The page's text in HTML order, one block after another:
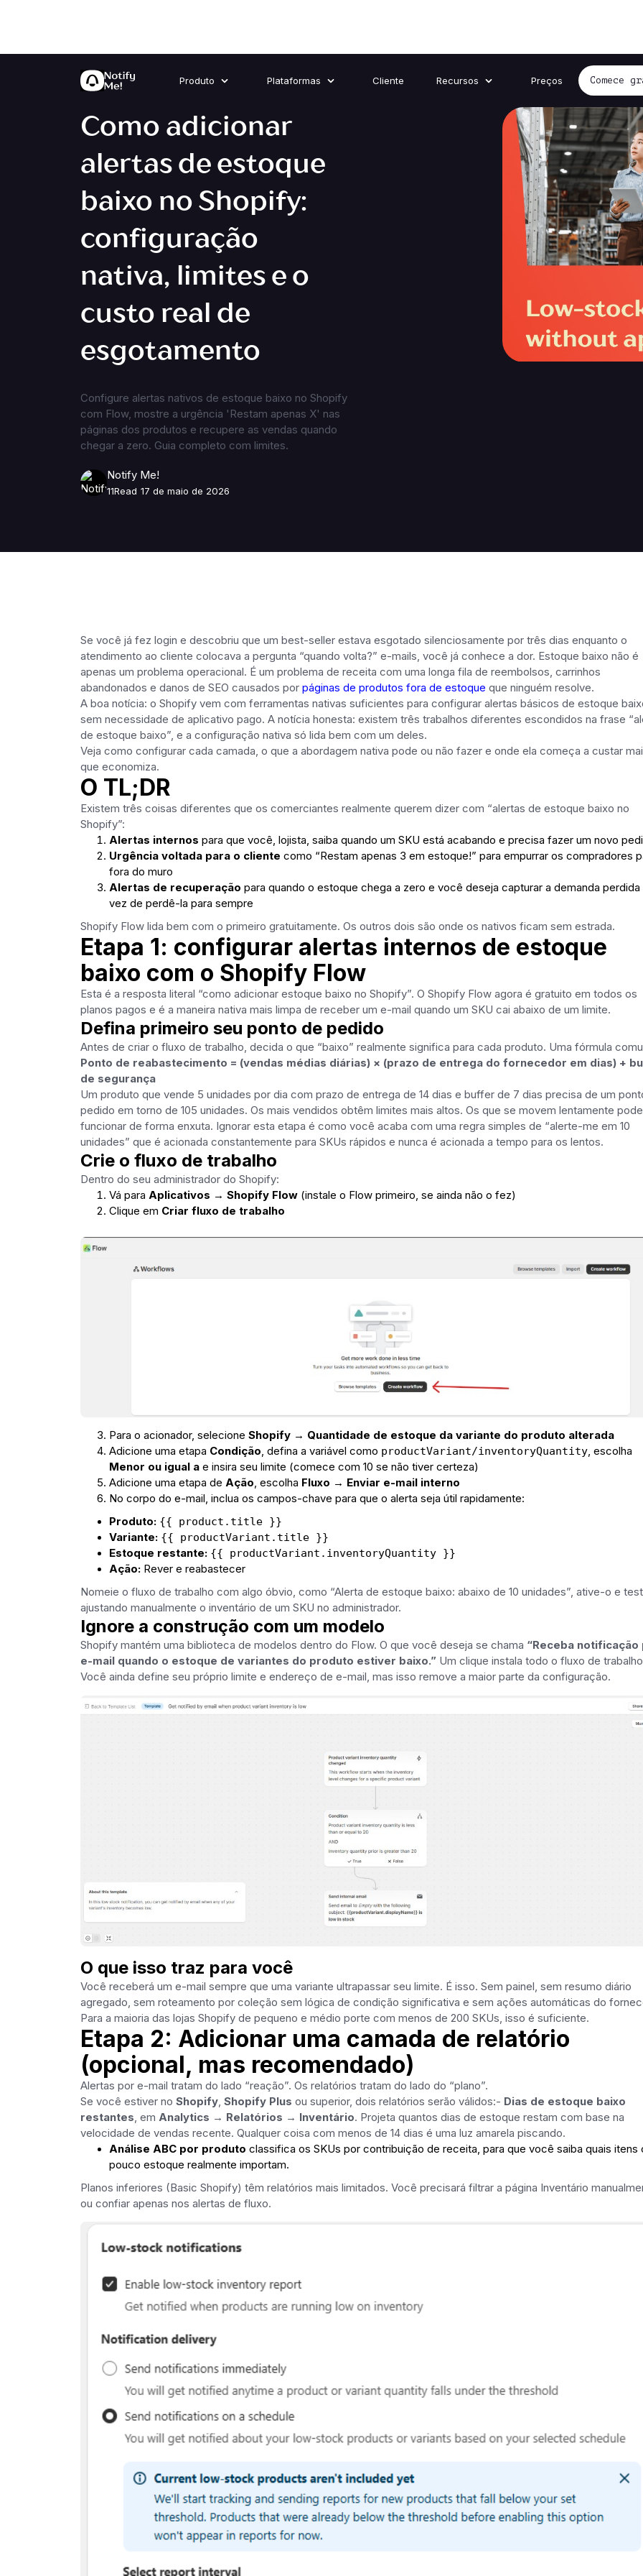
Produto Plataformas Cliente Recursos Preços Comece
Como adicionar
alertas de estoque
baixo no Shopify:
configuração
nativa, limites e o
custo real de
esgotamento
Configure alertas nativos de estoque baixo no Shopify
com Flow, mostre a urgência 'Restam apenas X' nas
páginas dos produtos e recupere as vendas quando
chegar a zero. Guia completo com limites.
Notify Me!
11Read 17 de maio de 2026
Se você já fez login e descobriu que um best-seller estava esgotado silenciosamente por três dias enquanto o
atendimento ao cliente colocava a pergunta “quando volta?” e-mails, você já conhece a dor. Estoque baixo não é
apenas um problema operacional. É um problema de receita com uma longa fila de reembolsos, carrinhos
abandonados e danos de SEO causados ​​por páginas de produtos fora de estoque que ninguém resolve.
A boa notícia: o Shopify vem com ferramentas nativas suficientes para configurar alertas básicos de estoque
sem necessidade de aplicativo pago. A notícia honesta: existem três trabalhos diferentes escondidos na frase
de estoque baixo”, e a configuração nativa só lida bem com um deles.
Veja como configurar cada camada, o que a abordagem nativa pode ou não fazer e onde ela começa a custar
que economiza.
O TL;DR
Existem três coisas diferentes que os comerciantes realmente querem dizer com “alertas de estoque baixo no
Shopify”:
Alertas internos para que você, lojista, saiba quando um SKU está acabando e precisa fazer um novo
Urgência voltada para o cliente como “Restam apenas 3 em estoque!” para empurrar os compradores
fora do muro
Alertas de recuperação para quando o estoque chega a zero e você deseja capturar a demanda perdida
vez de perdê-la para sempre
Shopify Flow lida bem com o primeiro gratuitamente. Os outros dois são onde os nativos ficam sem estrada.
Etapa 1: configurar alertas internos de estoque
baixo com o Shopify Flow
Esta é a resposta literal “como adicionar estoque baixo no Shopify”. O Shopify Flow agora é gratuito em todos os
planos pagos e é a maneira nativa mais limpa de receber um e-mail quando um SKU cai abaixo de um limite.
Defina primeiro seu ponto de pedido
Antes de criar o fluxo de trabalho, decida o que “baixo” realmente significa para cada produto. Uma fórmula
Ponto de reabastecimento = (vendas médias diárias) × (prazo de entrega do fornecedor em dias) +
de segurança
Um produto que vende 5 unidades por dia com prazo de entrega de 14 dias e buffer de 7 dias precisa de um
pedido em torno de 105 unidades. Os mais vendidos obtêm limites mais altos. Os que se movem lentamente
funcionar de forma enxuta. Ignorar esta etapa é como você acaba com uma regra simples de “alerte-me em 10
unidades” que é acionada constantemente para SKUs rápidos e nunca é acionada a tempo para os lentos.
Crie o fluxo de trabalho
Dentro do seu administrador do Shopify:
Vá para Aplicativos → Shopify Flow(instale o Flow primeiro, se ainda não o fez)
Clique em Criar fluxo de trabalho
Para o acionador, selecione Shopify → Quantidade de estoque da variante do produto alterada
Adicione uma etapa Condição, defina a variável como productVariant/inventoryQuantity, escolha
Menor ou igual ae insira seu limite (comece com 10 se não tiver certeza)
Adicione uma etapa de Ação, escolha Fluxo → Enviar e-mail interno
No corpo do e-mail, inclua os campos-chave para que o alerta seja útil rapidamente:
Produto: {{ product.title }}
Variante: {{ productVariant.title }}
Estoque restante: {{ productVariant.inventoryQuantity }}
Ação:Rever e reabastecer
Nomeie o fluxo de trabalho com algo óbvio, como “Alerta de estoque baixo: abaixo de 10 unidades”, ative-o e
ajustando manualmente o inventário de um SKU no administrador.
Ignore a construção com um modelo
Shopify mantém uma biblioteca de modelos dentro do Flow. O que você deseja se chama “Receba notificação
e-mail quando o estoque de variantes do produto estiver baixo.”Um clique instala todo o fluxo de
Você ainda define seu próprio limite e endereço de e-mail, mas isso remove a maior parte da configuração.
O que isso traz para você
Você receberá um e-mail sempre que uma variante ultrapassar seu limite. É isso. Sem painel, sem resumo diário
agregado, sem roteamento por coleção sem lógica de condição significativa e sem ações automáticas do
Para a maioria das lojas Shopify de pequeno e médio porte com menos de 200 SKUs, isso é suficiente.
Etapa 2: Adicionar uma camada de relatório
(opcional, mas recomendado)
Alertas por e-mail tratam do lado “reação”. Os relatórios tratam do lado do “plano”.
Se você estiver no Shopify, Shopify Plus ou superior, dois relatórios serão válidos:- Dias de estoque baixo
restantes , em Analytics → Relatórios → Inventário. Projeta quantos dias de estoque restam com base na
velocidade de vendas recente. Qualquer coisa com menos de 14 dias é uma luz amarela piscando.
Análise ABC por produto classifica os SKUs por contribuição de receita, para que você saiba quais itens
pouco estoque realmente importam.
Planos inferiores (Basic Shopify) têm relatórios mais limitados. Você precisará filtrar a página Inventário
ou confiar apenas nos alertas de fluxo.